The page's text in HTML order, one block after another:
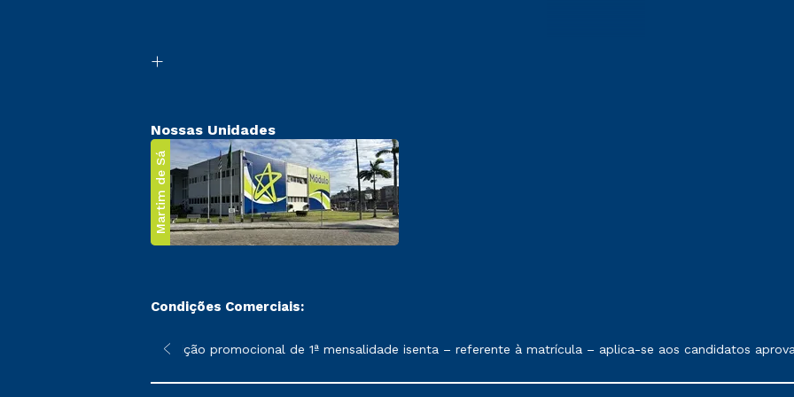
Nossas Unidades
Martim de Sá
Condições Comerciais:
sofrer alterações nos períodos de rematrícula conforme exposto no contrato de prestação de serviços.
*A condição promocional de 1ª mensalidade isenta – referente à matrícula – aplica-se aos candidatos